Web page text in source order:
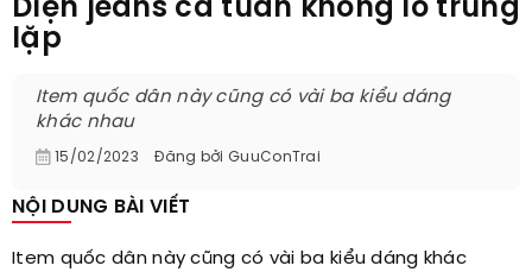
Diện jeans cả tuần không lo trùng
lặp
Item quốc dân này cũng có vài ba kiểu dáng
khác nhau
15/02/2023 Đăng bởi GuuConTrai
NỘI DUNG BÀI VIẾT
Item quốc dân này cũng có vài ba kiểu dáng khác